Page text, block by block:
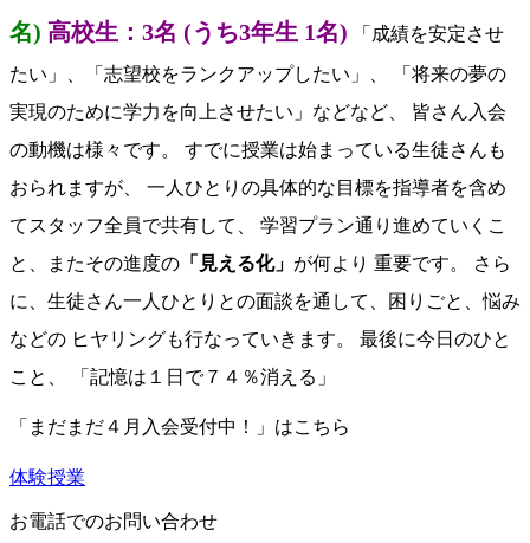
名) 高校生：3名 (うち3年生 1名) 「成績を安定させ
たい」、「志望校をランクアップしたい」、 「将来の夢の
実現のために学力を向上させたい」などなど、 皆さん入会
の動機は様々です。 すでに授業は始まっている生徒さんも
おられますが、 一人ひとりの具体的な目標を指導者を含め
てスタッフ全員で共有して、 学習プラン通り進めていくこ
と、またその進度の 「見える化」 が何より 重要です。 さら
に、生徒さん一人ひとりとの面談を通して、困りごと、悩み
などの ヒヤリングも行なっていきます。 最後に今日のひと
こと、 「記憶は１日で７４％消える」
「まだまだ４月入会受付中！」はこちら
体験授業
お電話でのお問い合わせ